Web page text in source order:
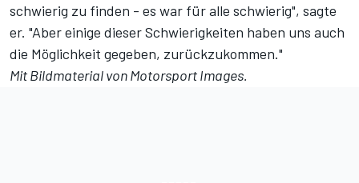
schwierig zu finden - es war für alle schwierig", sagte
er. "Aber einige dieser Schwierigkeiten haben uns auch
die Möglichkeit gegeben, zurückzukommen."
Mit Bildmaterial von Motorsport Images.